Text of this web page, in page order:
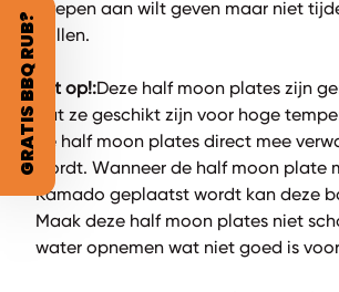
strepen aan wilt geven maar niet
grillen.
Let op!:Deze half moon plates zijn
dat ze geschikt zijn voor hoge
de half moon plates direct mee
wordt. Wanneer de half moon
Kamado geplaatst wordt kan deze
Maak deze half moon plates niet
water opnemen wat niet goed is
GRATIS BBQ RUB?